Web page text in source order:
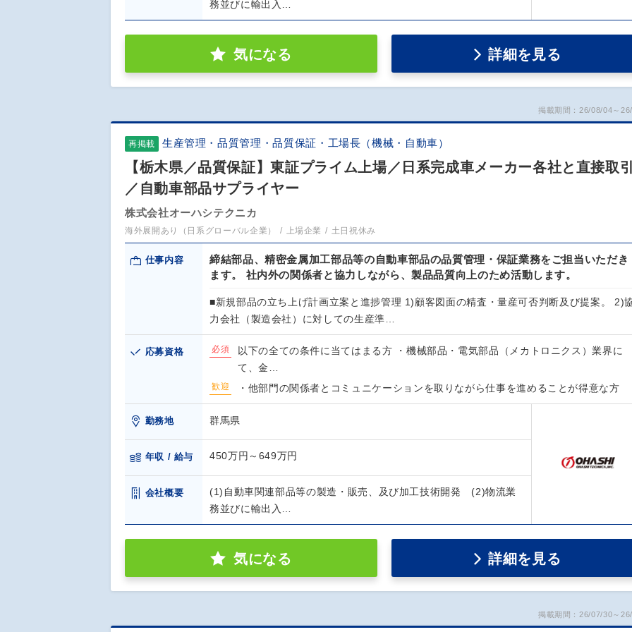
務並びに輸出入…
気になる 詳細を見る
掲載期間：26/08/04～
再掲載 生産管理・品質管理・品質保証・工場長（機械・自動車）
【栃木県／品質保証】東証プライム上場／日系完成車メーカー各社と直接取引
／自動車部品サプライヤー
株式会社オーハシテクニカ
海外展開あり（日系グローバル企業） 上場企業 土日祝休み
仕事内容
締結部品、精密金属加工部品等の自動車部品の品質管理・保証業務をご担当いただき
ます。 社内外の関係者と協力しながら、製品品質向上のため活動します。
■新規部品の立ち上げ計画立案と進捗管理 1)顧客図面の精査・量産可否判断及び提案。 2)
力会社（製造会社）に対しての生産準…
応募資格 必須
以下の全ての条件に当てはまる方 ・機械部品・電気部品（メカトロニクス）業界に
て、金…
歓迎 ・他部門の関係者とコミュニケーションを取りながら仕事を進めることが得意な方
勤務地 群馬県
年収 / 給与 450万円～649万円
会社概要
(1)自動車関連部品等の製造・販売、及び加工技術開発 (2)物流業
務並びに輸出入…
気になる 詳細を見る
掲載期間：26/07/30～